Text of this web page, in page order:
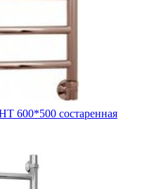
600*500 состаренная